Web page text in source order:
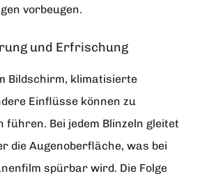
vorbeugen.
und Erfrischung
Bildschirm, klimatisierte
Einflüsse können zu
führen. Bei jedem Blinzeln gleitet
die Augenoberfläche, was bei
spürbar wird. Die Folge